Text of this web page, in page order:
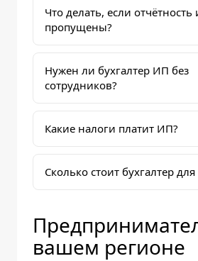
Что делать, если
пропущены?
Нужен ли бухгалтер ИП без
сотрудников?
Какие налоги платит ИП?
Сколько стоит бухгалтер
вашем регионе